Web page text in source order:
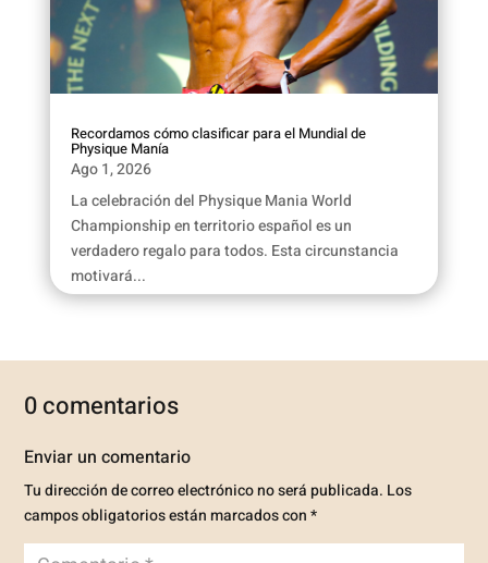
Recordamos cómo clasificar para el Mundial de
Physique Manía
Ago 1, 2026
La celebración del Physique Mania World
Championship en territorio español es un
verdadero regalo para todos. Esta circunstancia
motivará...
0 comentarios
Enviar un comentario
Tu dirección de correo electrónico no será publicada. Los
campos obligatorios están marcados con*